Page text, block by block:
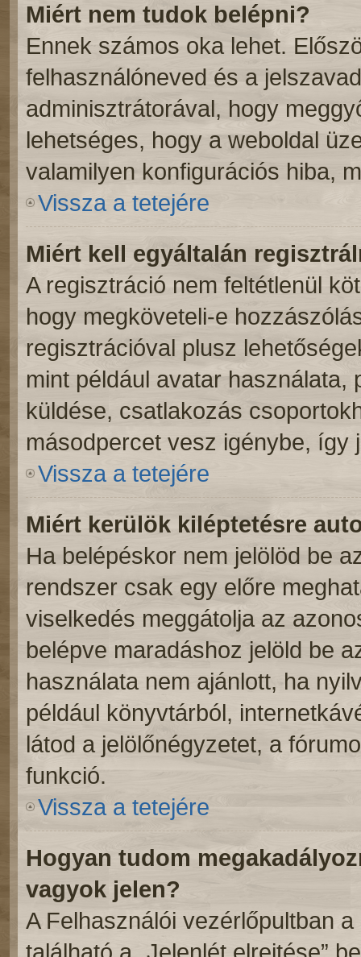
Miért nem tudok belépni?
Ennek számos oka lehet.
felhasználóneved és a
adminisztrátorával, hogy
lehetséges, hogy a weboldal
valamilyen konfigurációs hiba,
Vissza a tetejére
Miért kell egyáltalán
A regisztráció nem feltétlenül
hogy megköveteli-e
regisztrációval plusz
mint például avatar használata,
küldése, csatlakozás
másodpercet vesz igénybe, így
Vissza a tetejére
Miért kerülök kiléptetésre
Ha belépéskor nem jelölöd be
rendszer csak egy előre
viselkedés meggátolja az
belépve maradáshoz jelöld be
használata nem ajánlott, ha
például könyvtárból,
látod a jelölőnégyzetet, a
funkció.
Vissza a tetejére
Hogyan tudom
vagyok jelen?
A Felhasználói vezérlőpultban